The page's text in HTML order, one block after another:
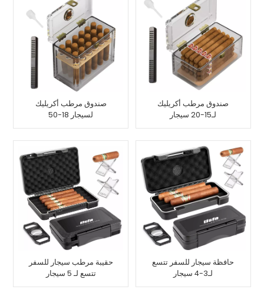
صندوق مرطب أكريليك
لسيجار 18-50
صندوق مرطب أكريليك
لـ15-20 سيجار
حقيبة مرطب سيجار للسفر
تتسع لـ 5 سيجار
حافظة سيجار للسفر تتسع
لـ3-4 سيجار